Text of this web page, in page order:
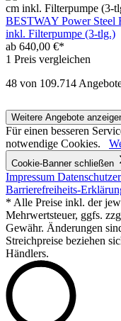
BESTWAY Power Steel
inkl. Filterpumpe (3-tlg.)
ab 640,00 €*
1 Preis vergleichen
48 von 109.714
Weitere Angebote
Für einen besseren
notwendige Cookies.
Cookie-Banner schließen
Impressum
Barrierefreiheits-
* Alle Preise inkl. der
Mehrwertsteuer, ggfs.
Gewähr. Änderungen
Streichpreise beziehen
Händlers.